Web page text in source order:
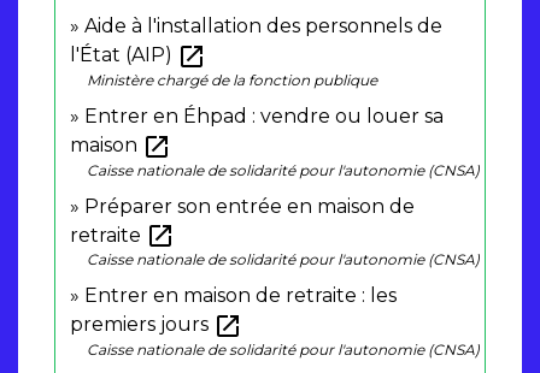
Aide à l'installation des personnels de
l'État (AIP) open_in_new
Ministère chargé de la fonction publique
Entrer en Éhpad : vendre ou louer sa
maison open_in_new
Caisse nationale de solidarité pour l'autonomie (CNSA)
Préparer son entrée en maison de
retraite open_in_new
Caisse nationale de solidarité pour l'autonomie (CNSA)
Entrer en maison de retraite : les
premiers jours open_in_new
Caisse nationale de solidarité pour l'autonomie (CNSA)